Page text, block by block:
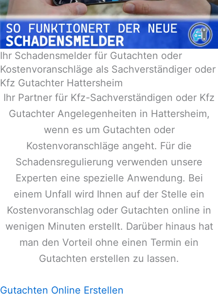
Ihr Schadensmelder für Gutachten oder
Kostenvoranschläge als Sachverständiger oder
Kfz Gutachter Hattersheim
Ihr Partner für Kfz-Sachverständigen oder Kfz
Gutachter Angelegenheiten in Hattersheim,
wenn es um Gutachten oder
Kostenvoranschläge angeht. Für die
Schadensregulierung verwenden unsere
Experten eine spezielle Anwendung. Bei
einem Unfall wird Ihnen auf der Stelle ein
Kostenvoranschlag oder Gutachten online in
wenigen Minuten erstellt. Darüber hinaus hat
man den Vorteil ohne einen Termin ein
Gutachten erstellen zu lassen.
Gutachten Online Erstellen